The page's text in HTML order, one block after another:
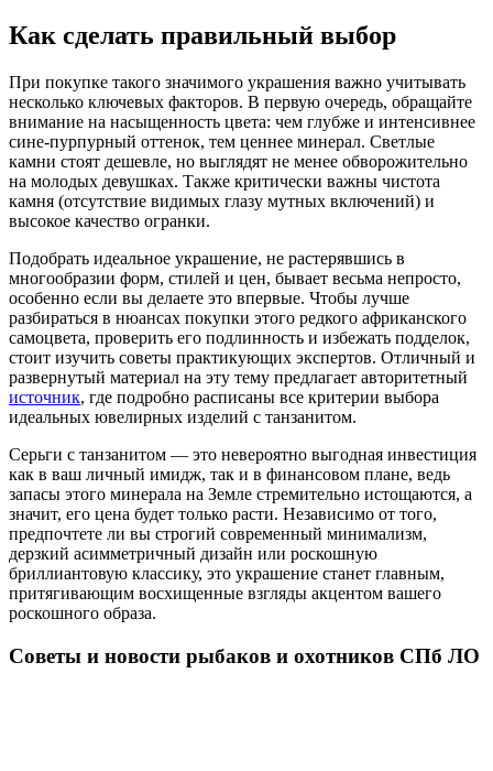
Как сделать правильный выбор
При покупке такого значимого украшения важно учитывать
несколько ключевых факторов. В первую очередь, обращайте
внимание на насыщенность цвета: чем глубже и интенсивнее
сине-пурпурный оттенок, тем ценнее минерал. Светлые
камни стоят дешевле, но выглядят не менее обворожительно
на молодых девушках. Также критически важны чистота
камня (отсутствие видимых глазу мутных включений) и
высокое качество огранки.
Подобрать идеальное украшение, не растерявшись в
многообразии форм, стилей и цен, бывает весьма непросто,
особенно если вы делаете это впервые. Чтобы лучше
разбираться в нюансах покупки этого редкого африканского
самоцвета, проверить его подлинность и избежать подделок,
стоит изучить советы практикующих экспертов. Отличный и
развернутый материал на эту тему предлагает авторитетный
источник, где подробно расписаны все критерии выбора
идеальных ювелирных изделий с танзанитом.
Серьги с танзанитом — это невероятно выгодная инвестиция
как в ваш личный имидж, так и в финансовом плане, ведь
запасы этого минерала на Земле стремительно истощаются, а
значит, его цена будет только расти. Независимо от того,
предпочтете ли вы строгий современный минимализм,
дерзкий асимметричный дизайн или роскошную
бриллиантовую классику, это украшение станет главным,
притягивающим восхищенные взгляды акцентом вашего
роскошного образа.
Советы и новости рыбаков и охотников СПб ЛО